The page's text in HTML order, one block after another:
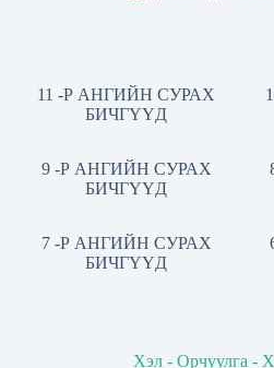
11 -Р АНГИЙН СУРАХ
БИЧГҮҮД
9 -Р АНГИЙН СУРАХ
БИЧГҮҮД
7 -Р АНГИЙН СУРАХ
БИЧГҮҮД
Хэл - Орчуулга -